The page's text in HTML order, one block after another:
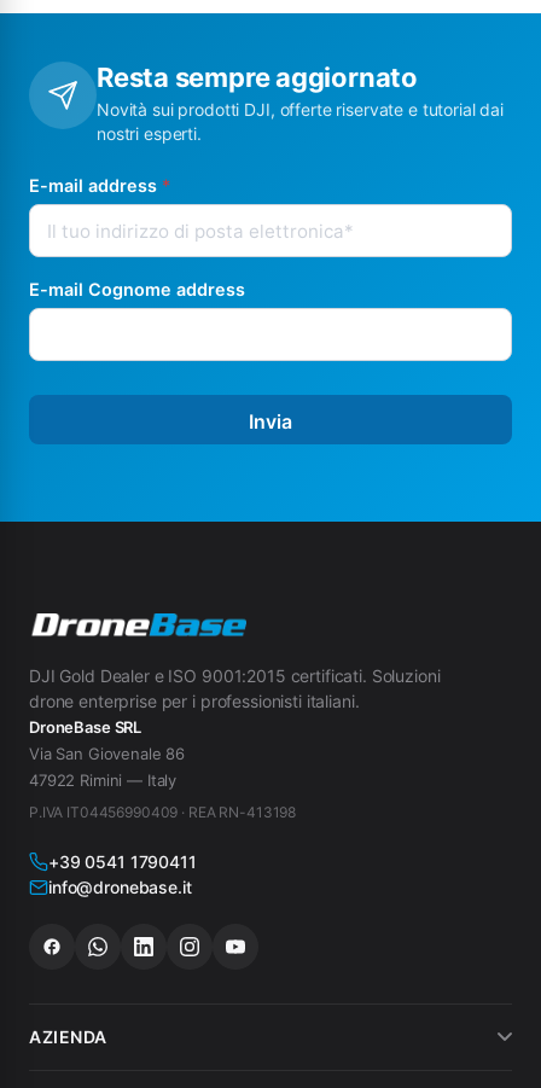
Resta sempre aggiornato
Novità sui prodotti DJI, offerte riservate e tutorial dai
nostri esperti.
E-mail address *
E-mail Cognome address
Invia
DJI Gold Dealer e ISO 9001:2015 certificati. Soluzioni
drone enterprise per i professionisti italiani.
DroneBase SRL
Via San Giovenale 86
47922 Rimini — Italy
P.IVA IT04456990409 · REA RN-413198
+39 0541 1790411
info@dronebase.it
AZIENDA